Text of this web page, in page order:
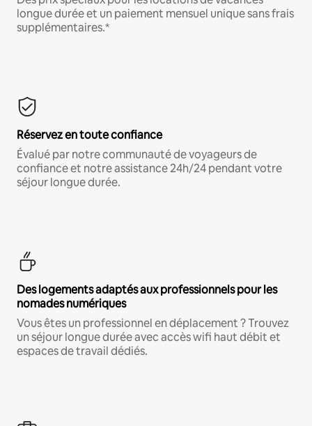
longue durée et un paiement mensuel unique sans frais
supplémentaires.*
Réservez en toute confiance
Évalué par notre communauté de voyageurs de
confiance et notre assistance 24h/24 pendant votre
séjour longue durée.
Des logements adaptés aux professionnels pour les
nomades numériques
Vous êtes un professionnel en déplacement ? Trouvez
un séjour longue durée avec accès wifi haut débit et
espaces de travail dédiés.